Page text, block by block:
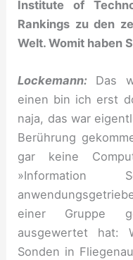
Institute of
Rankings zu den
Welt. Womit haben
Lockemann: Das
einen bin ich erst
naja, das war
Berührung
gar keine
»Information
einer Gruppe
ausgewertet hat:
Sonden in